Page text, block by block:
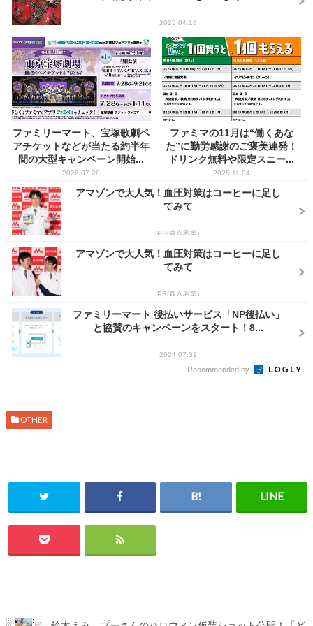
2025.04.18
ファミリーマート、宝塚歌劇ペ
アチケットなどが当たる約半年
間の大型キャンペーン開始...
2026.07.28
ファミマの11月は“働くあな
た”に勤労感謝のご褒美連発！
ドリンク無料や限定スニー...
2025.11.04
アマゾンで大人気！血圧対策はコーヒーに足し
てみて
PR(森永乳業)
アマゾンで大人気！血圧対策はコーヒーに足し
てみて
PR(森永乳業)
ファミリーマート 後払いサービス「NP後払い」
と協賛のキャンペーンをスタート！8...
2024.07.31
Recommended by
OTHER